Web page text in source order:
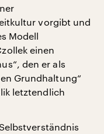
vorgibt und
Modell
einen
den er als
Grundhaltung“
letztendlich